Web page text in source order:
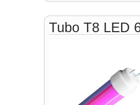
Tubo T8 LED